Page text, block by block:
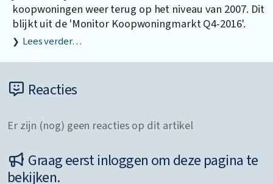
koopwoningen weer terug op het niveau van 2007. Dit
blijkt uit de 'Monitor Koopwoningmarkt Q4-2016'.
Lees verder…
Reacties
Er zijn (nog) geen reacties op dit artikel
Graag eerst inloggen om deze pagina te
bekijken.